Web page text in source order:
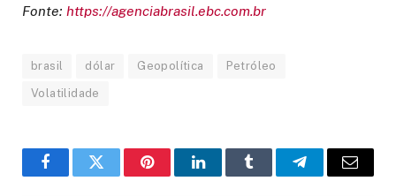
Fonte: https://agenciabrasil.ebc.com.br
brasil dólar Geopolítica Petróleo
Volatilidade
FacebookTwitter PinterestLinkedInTumblr TelegramEmail